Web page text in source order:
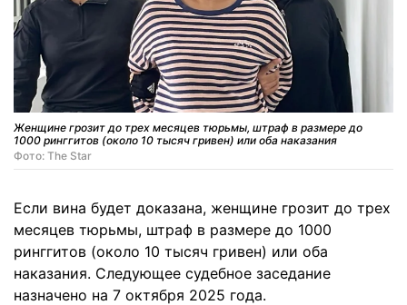
Женщине грозит до трех месяцев тюрьмы, штраф в размере до
1000 ринггитов (около 10 тысяч гривен) или оба наказания
Фото: The Star
Если вина будет доказана, женщине грозит до трех
месяцев тюрьмы, штраф в размере до 1000
ринггитов (около 10 тысяч гривен) или оба
наказания. Следующее судебное заседание
назначено на 7 октября 2025 года.